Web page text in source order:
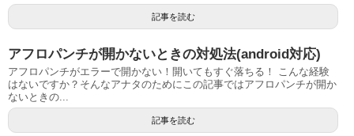
記事を読む
アフロパンチが開かないときの対処法(android対応)
アフロパンチがエラーで開かない！開いてもすぐ落ちる！ こんな経験
はないですか？そんなアナタのためにこの記事ではアフロパンチが開か
ないときの...
記事を読む